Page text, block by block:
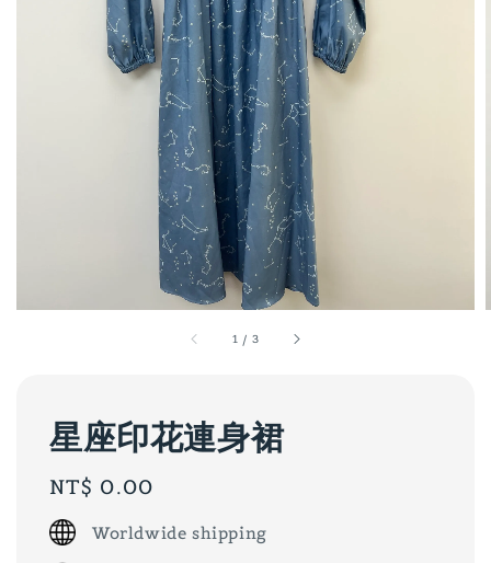
1 / 3
星座印花連身裙
Regular
price
NT$ 0.00
Worldwide shipping